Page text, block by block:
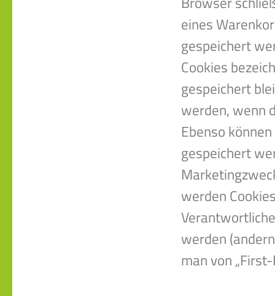
eines
gespeichert
Cookies
gespeichert
werden, wenn
Ebenso
gespeichert
werden
werden
man von